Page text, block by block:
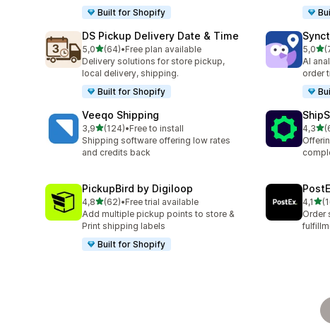
Built for Shopify
DS Pickup Delivery Date & Time
5,0stelle su 5
(64)
64 recensioni totali
•Free plan available
Delivery solutions for store pickup,
local delivery, shipping.
Built for Shopify
5,0
71
AI
order
Veeqo Shipping
3,9stelle su 5
(124)
124 recensioni totali
•Free to install
Shipping software offering low rates
and credits back
4,3
623
PickupBird by Digiloop
4,8stelle su 5
(62)
62 recensioni totali
•Free trial available
Add multiple pickup points to store &
Print shipping labels
Built for Shopify
4,1
16
Order